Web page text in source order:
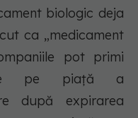
biologic deja
ca „medicament
pot primi
pe piață a
după expirarea